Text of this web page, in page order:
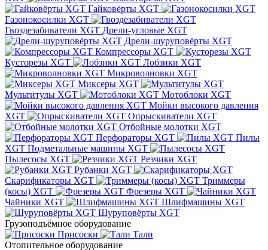
Гайковёрты XGT
Газонокосилки XGT
Гвоздезабиватели XGT Дрели-угловые XGT
Дрели-шуруповёрты XGT
Компрессоры XGT
Кусторезы XGT
Лобзики XGT
Микроволновки XGT
Миксеры XGT
Мультитулы XGT
Мотоблоки XGT
Мойки высокого давления
XGT
Опрыскиватели XGT
Отбойные молотки XGT
Перфораторы XGT
Пилы
XGT Подметальные машины XGT
Пылесосы XGT
Резчики XGT
Рубанки XGT
Скарификаторы XGT
Триммеры
(косы) XGT
Фрезеры XGT
Чайники XGT
Шлифмашины XGT
Шуруповёрты XGT
Грузоподъёмное оборудование
Присоски
Тали
Отопительное оборудование